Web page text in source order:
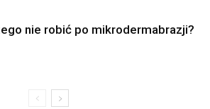
nie robić po mikrodermabrazji?